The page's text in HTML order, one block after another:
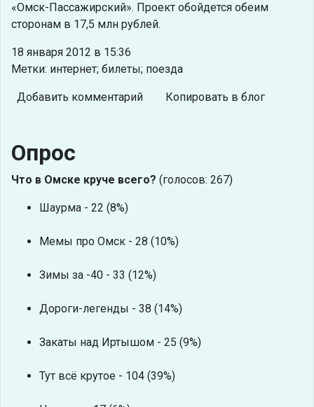
«Омск-Пассажирский». Проект обойдется обеим
сторонам в 17,5 млн рублей.
18 января 2012 в 15:36
Метки: интернет; билеты; поезда
Добавить комментарий Копировать в блог
Опрос
Что в Омске круче всего? (голосов: 267)
Шаурма - 22 (8%)
Мемы про Омск - 28 (10%)
Зимы за -40 - 33 (12%)
Дороги-легенды - 38 (14%)
Закаты над Иртышом - 25 (9%)
Тут всё крутое - 104 (39%)